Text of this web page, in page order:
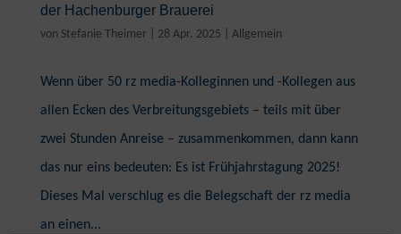
der Hachenburger Brauerei
von Stefanie Theimer 28 Apr. 2025 Allgemein
Wenn über 50 rz media-Kolleginnen und -Kollegen aus
allen Ecken des Verbreitungsgebiets – teils mit über
zwei Stunden Anreise – zusammenkommen, dann kann
das nur eins bedeuten: Es ist Frühjahrstagung 2025!
Dieses Mal verschlug es die Belegschaft der rz media
an einen...